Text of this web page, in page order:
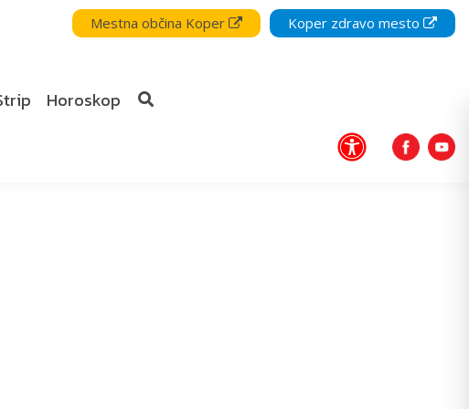
Mestna občina Koper Koper zdravo mesto
Horoskop